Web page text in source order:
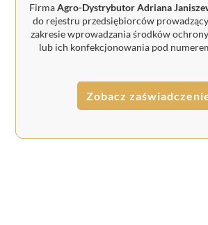
FirmaAgro-Dystrybutor Adriana
do rejestru przedsiębiorców
zakresie wprowadzania środków
lub ich konfekcjonowania pod
Zobacz